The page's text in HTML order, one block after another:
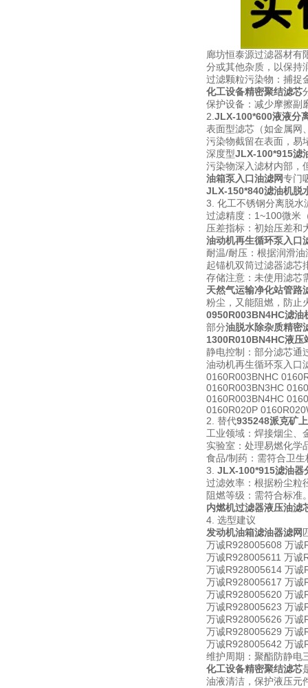
廊坊恒泰源过滤器材有
分或其他杂质，以保持
过滤颗粒污染物：捕捉
化工设备精密聚结滤芯
保护设备：减少摩擦副
2. JLX-100*600液液分
表面型滤芯（如金属网
污染物截留在表面，易
深度型JLX-100*915滤
污染物深入滤材内部，
油箱泵入口油滤网专门
JLX-150*840滤油机脱
3. 化工不锈钢分离脱水
过滤精度：1~100微米
压差指标：初始压差和
油动机再生循环泵入口
耐温/耐压：根据润滑
起锚机双筒过滤器滤芯
存储注意：未使用滤芯
天然气运输净化站管路
粉尘，又能阻燃，防止
0950R003BN4HC滤油
部分油脱水除杂质精密
1300R010BN4HC液压
静电控制：部分滤芯通
油动机再生循环泵入口
0160R003BNHC
0160R003BN3HC
0160R003BN4HC
0160R020P
2. 替代935248派克矿
工业领域：焊接烟尘、
实验室：处理易燃化学
食品/制药：需符合卫
3. JLX-100*915滤油器
过滤效率：根据粉尘粒
阻燃等级：需符合标准
内燃机过滤器液压油滤
4. 选型建议
发动机油箱滤油器滤网
万诚R928005608 万
万诚R928005611 万诚
万诚R928005614 万
万诚R928005617 万
万诚R928005620 万
万诚R928005623 万
万诚R928005626 万
万诚R928005629 万
万诚R928005642 万
维护周期：聚酯防静电
化工设备精密聚结滤芯
油液清洁，保护液压元